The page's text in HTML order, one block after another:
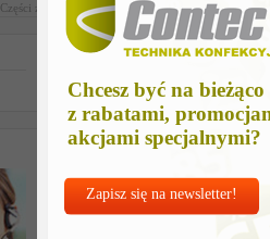
Chcesz być na bieżąco
z rabatami,
akcjami specjalnymi?
Zapisz się na newsletter!
Części zamienne >Części zamienne > seal/boiler
seal/boiler flange